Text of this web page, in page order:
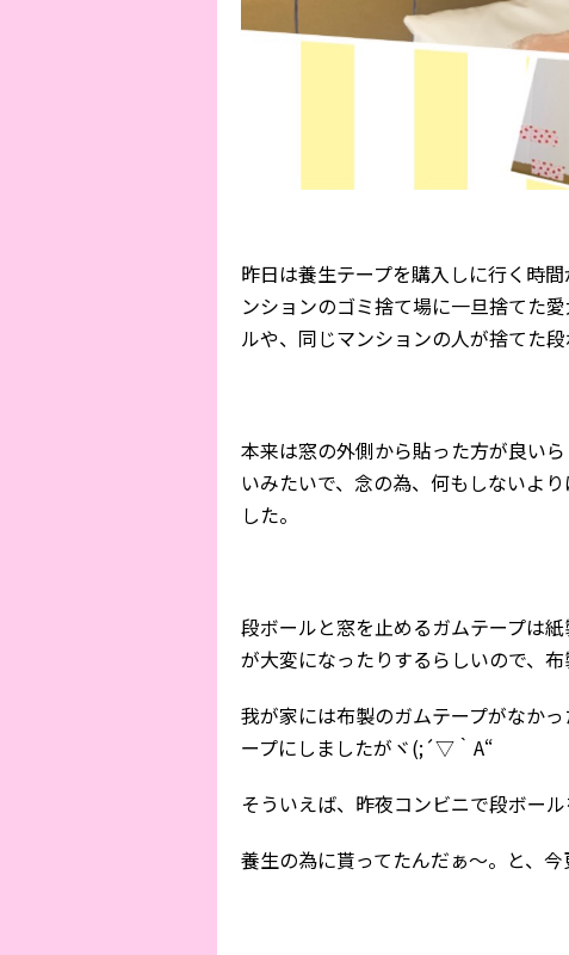
昨日は養生テープを購入しに行く時
ンションのゴミ捨て場に一旦捨てた
ルや、同じマンションの人が捨てた
本来は窓の外側から貼った方が良い
いみたいで、念の為、何もしないよ
した。
段ボールと窓を止めるガムテープは
が大変になったりするらしいので、布
我が家には布製のガムテープがなか
ープにしましたがヾ(;´▽｀A“
そういえば、昨夜コンビニで段ボー